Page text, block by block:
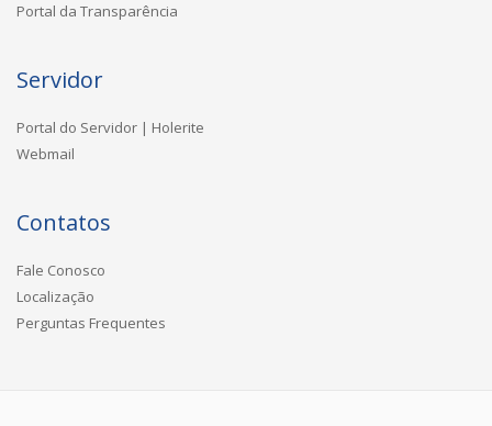
Portal da Transparência
Servidor
Portal do Servidor | Holerite
Webmail
Contatos
Fale Conosco
Localização
Perguntas Frequentes